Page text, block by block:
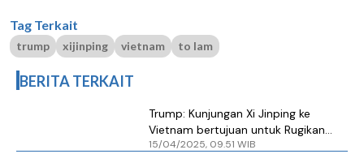
Tag Terkait
trump xijinping vietnam to lam
BERITA TERKAIT
Trump: Kunjungan Xi Jinping ke
Vietnam bertujuan untuk Rugikan
Amerika Serikat
15/04/2025, 09.51 WIB